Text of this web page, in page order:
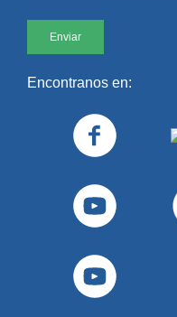
Directora Carrera de
Mg. Gabriela Rudón
Encontranos en: